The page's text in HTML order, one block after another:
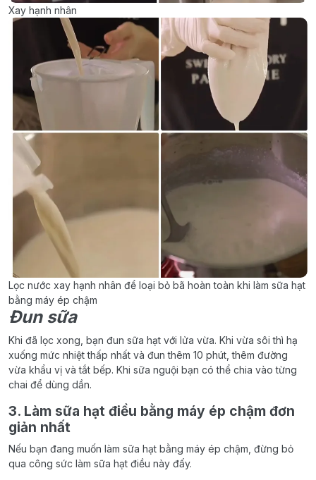
Xay hạnh nhân
Lọc nước xay hạnh nhân để loại bỏ bã hoàn toàn khi làm sữa hạt
bằng máy ép chậm
Đun sữa
Khi đã lọc xong, bạn đun sữa hạt với lửa vừa. Khi vừa sôi thì hạ
xuống mức nhiệt thấp nhất và đun thêm 10 phút, thêm đường
vừa khẩu vị và tắt bếp. Khi sữa nguội bạn có thể chia vào từng
chai để dùng dần.
3. Làm sữa hạt điều bằng máy ép chậm đơn
giản nhất
Nếu bạn đang muốn làm sữa hạt bằng máy ép chậm, đừng bỏ
qua công sức làm sữa hạt điều này đấy.